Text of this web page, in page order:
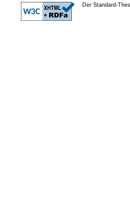
Der Standard-